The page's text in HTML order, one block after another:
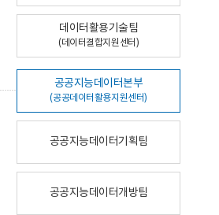
데이터활용기술팀
(데이터결합지원센터)
공공지능데이터본부
(공공데이터활용지원센터)
공공지능데이터기획팀
공공지능데이터개방팀